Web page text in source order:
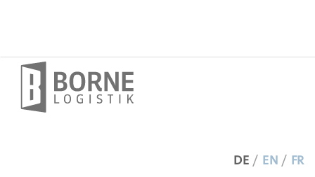
DE / EN / FR